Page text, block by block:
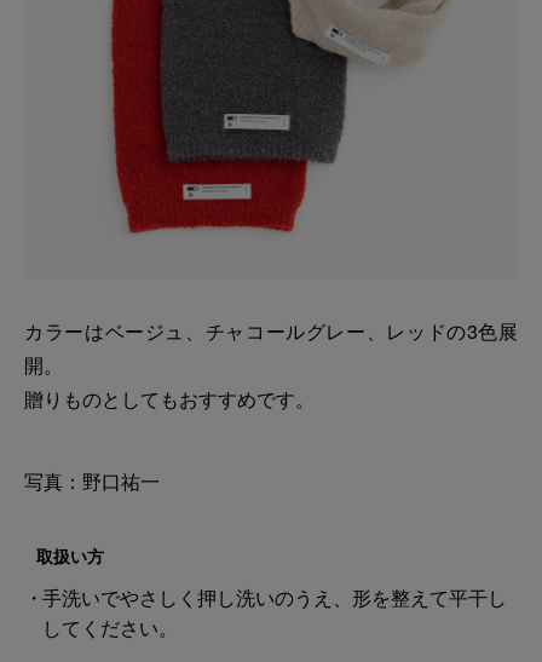
カラーはベージュ、チャコールグレー、レッドの3色展
開。
贈りものとしてもおすすめです。
写真：野口祐一
取扱い方
手洗いでやさしく押し洗いのうえ、形を整えて平干し
してください。